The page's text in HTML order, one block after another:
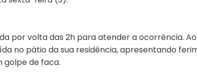
por volta das 2h para atender a ocorrência.
no pátio da sua residência, apresentando
de faca.